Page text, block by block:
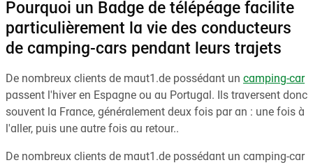
Pourquoi un Badge de télépéage facilite
particulièrement la vie des conducteurs
de camping-cars pendant leurs trajets
De nombreux clients de maut1.de possédant un camping-car
passent l'hiver en Espagne ou au Portugal. Ils traversent donc
souvent la France, généralement deux fois par an : une fois à
l'aller, puis une autre fois au retour..
De nombreux clients de maut1.de possédant un camping-car